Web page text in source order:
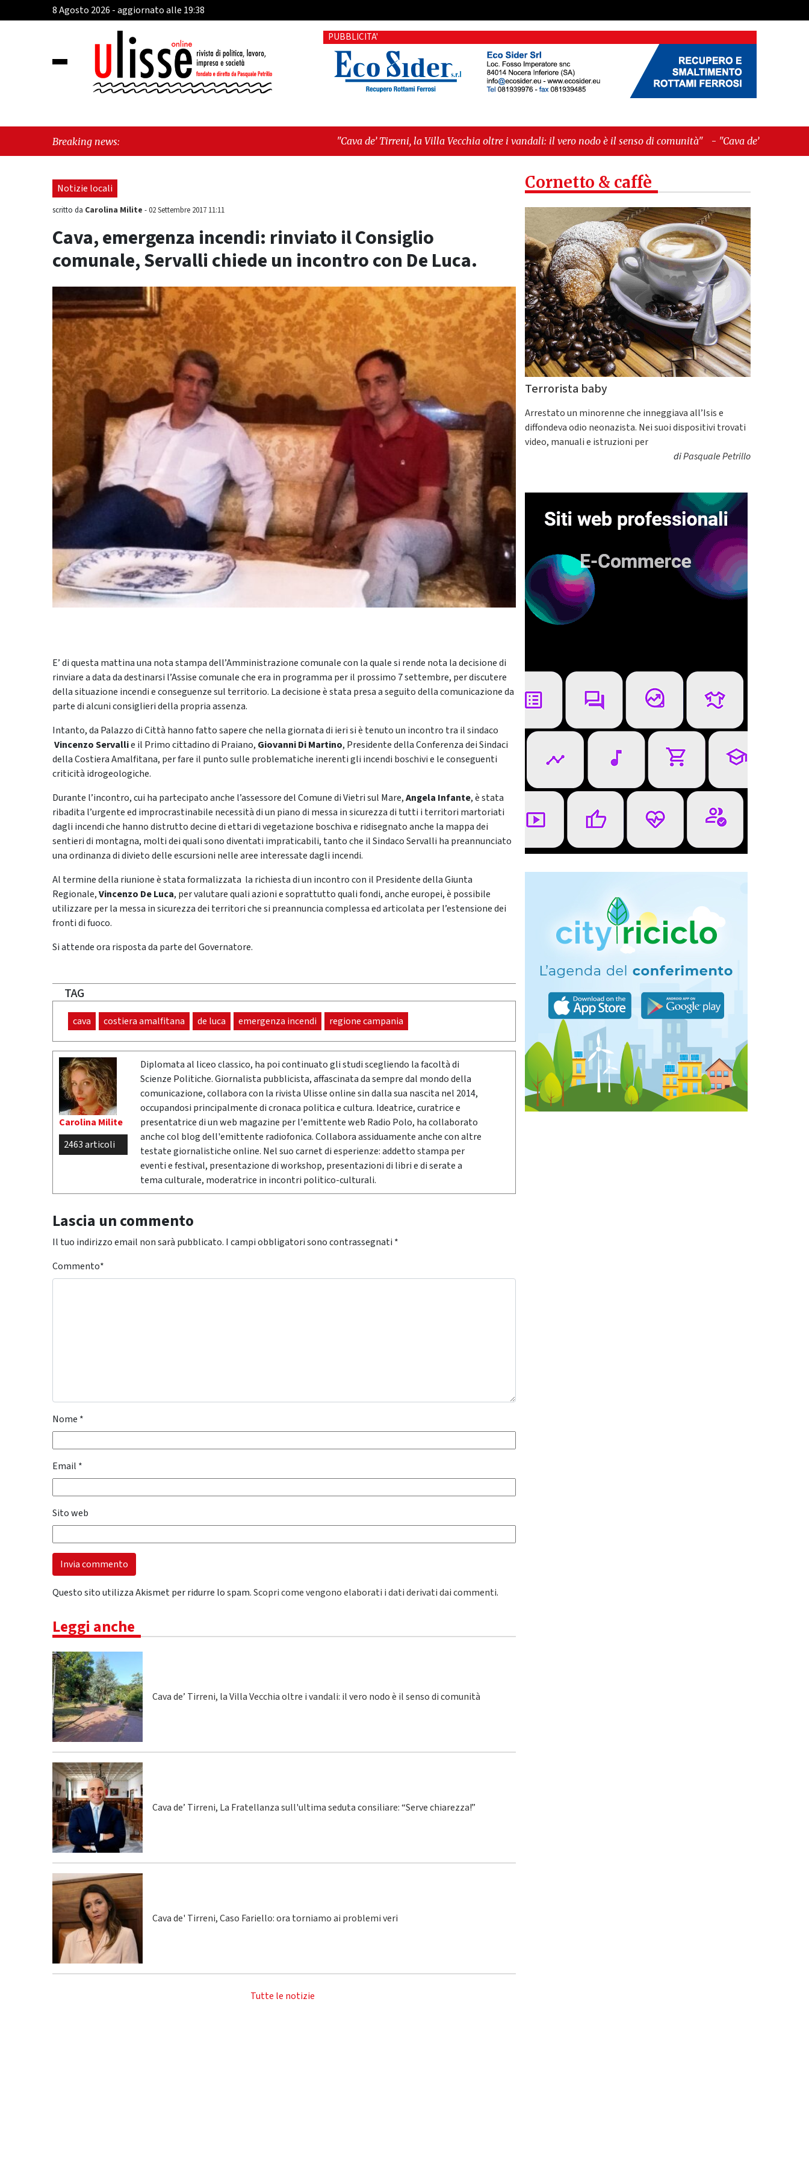
8 Agosto 2026 - aggiornato alle 19:38
PUBBLICITA'
Breaking news: "Cava de’ Tirreni, la Villa Vecchia oltre i vandali: il vero nodo è il senso di comunità" - "Cava de’ Tirreni, La Fratellanza
sull'ultima seduta consiliare: “Serve chiarezza!”"
Notizie locali
scritto da Carolina Milite -02 Settembre 2017 11:11
Cava, emergenza incendi: rinviato il Consiglio
comunale, Servalli chiede un incontro con De Luca.
E’ di questa mattina una nota stampa dell’Amministrazione comunale con la quale si rende nota la decisione di
rinviare a data da destinarsi l’Assise comunale che era in programma per il prossimo 7 settembre, per discutere
della situazione incendi e conseguenze sul territorio. La decisione è stata presa a seguito della comunicazione da
parte di alcuni consiglieri della propria assenza.
Intanto, da Palazzo di Città hanno fatto sapere che nella giornata di ieri si è tenuto un incontro tra il sindaco
Vincenzo Servallie il Primo cittadino di Praiano, Giovanni Di Martino, Presidente della Conferenza dei Sindaci
della Costiera Amalfitana, per fare il punto sulle problematiche inerenti gli incendi boschivi e le conseguenti
criticità idrogeologiche.
Durante l’incontro, cui ha partecipato anche l’assessore del Comune di Vietri sul Mare,Angela Infante, è stata
ribadita l’urgente ed improcrastinabile necessità di un piano di messa in sicurezza di tutti i territori martoriati
dagli incendi che hanno distrutto decine di ettari di vegetazione boschiva e ridisegnato anche la mappa dei
sentieri di montagna, molti dei quali sono diventati impraticabili, tanto che il Sindaco Servalli ha preannunciato
una ordinanza di divieto delle escursioni nelle aree interessate dagli incendi.
Al termine della riunione è stata formalizzata la richiesta di un incontro con il Presidente della Giunta
Regionale,Vincenzo De Luca, per valutare quali azioni e soprattutto quali fondi, anche europei, è possibile
utilizzare per la messa in sicurezza dei territori che si preannuncia complessa ed articolata per l’estensione dei
fronti di fuoco.
Si attende ora risposta da parte del Governatore.
TAG
cava costiera amalfitana de luca emergenza incendi regione campania
Carolina Milite
2463 articoli
Diplomata al liceo classico, ha poi continuato gli studi scegliendo la facoltà di
Scienze Politiche. Giornalista pubblicista, affascinata da sempre dal mondo della
comunicazione, collabora con la rivista Ulisse online sin dalla sua nascita nel 2014,
occupandosi principalmente di cronaca politica e cultura. Ideatrice, curatrice e
presentatrice di un web magazine per l'emittente web Radio Polo, ha collaborato
anche col blog dell'emittente radiofonica. Collabora assiduamente anche con altre
testate giornalistiche online. Nel suo carnet di esperienze: addetto stampa per
eventi e festival, presentazione di workshop, presentazioni di libri e di serate a
tema culturale, moderatrice in incontri politico-culturali.
Lascia un commento
Il tuo indirizzo email non sarà pubblicato. I campi obbligatori sono contrassegnati *
Commento*
Nome *
Email *
Sito web
Questo sito utilizza Akismet per ridurre lo spam.Scopri come vengono elaborati i dati derivati dai commenti.
Leggi anche
Cava de’ Tirreni, la Villa Vecchia oltre i vandali: il vero nodo è il senso di comunità
Cava de’ Tirreni, La Fratellanza sull'ultima seduta consiliare: “Serve chiarezza!”
Cava de' Tirreni, Caso Fariello: ora torniamo ai problemi veri
Tutte le notizie
Cornetto & caffè
Terrorista baby
Arrestato un minorenne che inneggiava all’Isis e
diffondeva odio neonazista. Nei suoi dispositivi trovati
video, manuali e istruzioni per
diPasquale Petrillo